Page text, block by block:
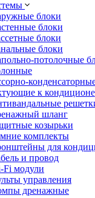
блоки
блоки
блоки
блоки
потолочные
к
шланг
козырьки
комплекты
для
и провод
Fi модули
управления
дренажные